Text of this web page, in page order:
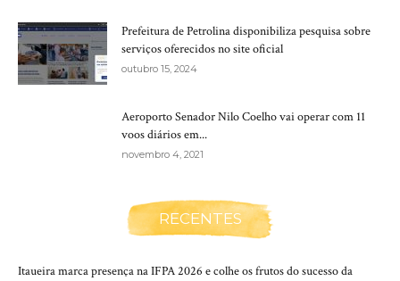
Prefeitura de Petrolina disponibiliza pesquisa sobre
serviços oferecidos no site oficial
outubro 15, 2024
Aeroporto Senador Nilo Coelho vai operar com 11
voos diários em...
novembro 4, 2021
RECENTES
Itaueira marca presença na IFPA 2026 e colhe os frutos do sucesso da